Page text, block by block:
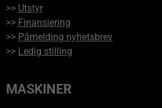
>> Utstyr
>> Finansiering
>> Påmelding nyhetsbrev
>> Ledig stilling
MASKINER